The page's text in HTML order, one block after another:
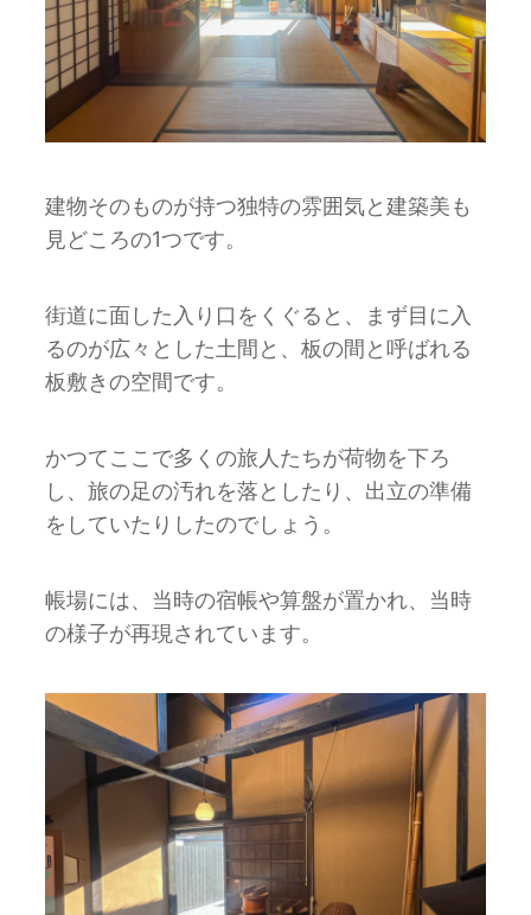
建物そのものが持つ独特の雰囲気と建築美も
⾒どころの1つです。
街道に⾯した⼊り⼝をくぐると、まず⽬に⼊
るのが広々とした⼟間と、板の間と呼ばれる
板敷きの空間です。
かつてここで多くの旅⼈たちが荷物を下ろ
し、旅の足の汚れを落としたり、出立の準備
をしていたりしたのでしょう。
帳場には、当時の宿帳や算盤が置かれ、当時
の様⼦が再現されています。